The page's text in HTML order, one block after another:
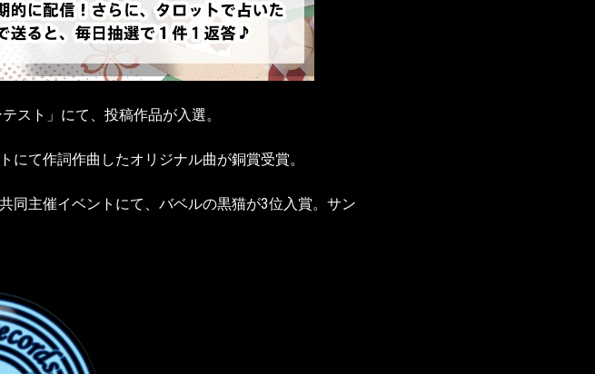
スト」にて、投稿作品が入選。
て作詞作曲したオリジナル曲が銅賞受賞。
同主催イベントにて、バベルの黒猫が3位入賞。サン